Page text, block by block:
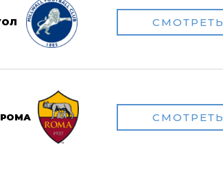
СМОТРЕТЬ
РОМА СМОТРЕТЬ